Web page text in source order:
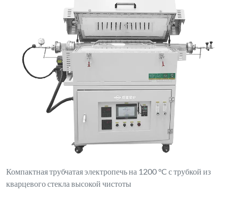
Компактная трубчатая электропечь на 1200 °C с трубкой из
кварцевого стекла высокой чистоты